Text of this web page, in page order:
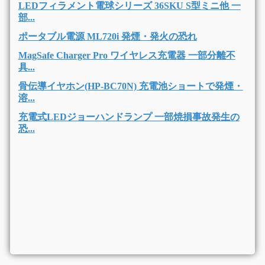
LEDフィラメント電球シリーズ 36SKU S型ミニ他 一
部...
ポータブル電源 ML720i 発煙・発火の恐れ
MagSafe Charger Pro ワイヤレス充電器 一部分離不
具...
骨伝導イヤホン(HP-BC70N) 充電池ショートで発煙・
溶...
充電式LEDジョーハンドランプ 一部焼損事故発生の
恐...